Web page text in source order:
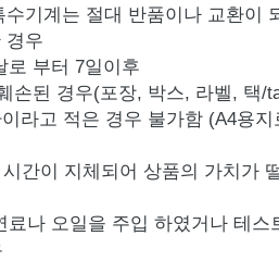
기계는 절대 반품이나 교환이
경우
로 부터 7일이후
손된 경우(포장, 박스, 라벨, 택/
라고 적은 경우 불가함 (A4용지
간이 지체되어 상품의 가치가
료나 오일을 주입 하였거나 테스